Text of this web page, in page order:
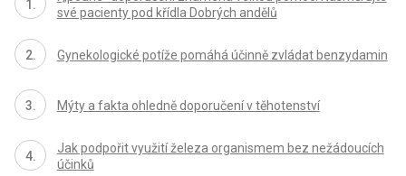
své pacienty pod křídla Dobrých andělů
Gynekologické potíže pomáhá účinně zvládat benzydamin
Mýty a fakta ohledně doporučení v těhotenství
Jak podpořit využití železa organismem bez nežádoucích
účinků